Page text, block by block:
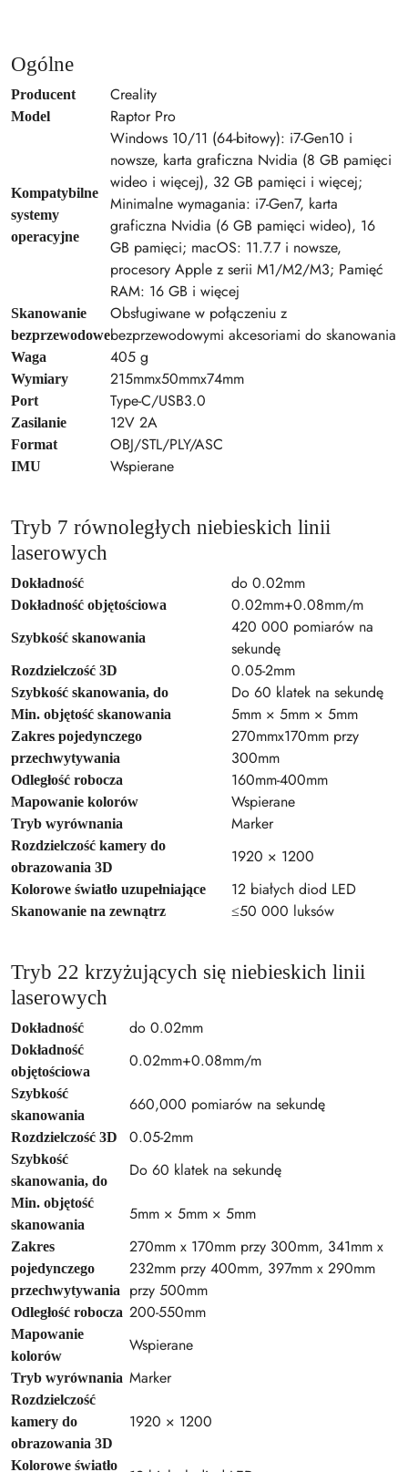
Ogólne
Producent Creality
Model Raptor Pro
Kompatybilne
systemy
operacyjne
Windows 10/11 (64-bitowy): i7-Gen10 i
nowsze, karta graficzna Nvidia (8 GB pamięci
wideo i więcej), 32 GB pamięci i więcej;
Minimalne wymagania: i7-Gen7, karta
graficzna Nvidia (6 GB pamięci wideo), 16
GB pamięci; macOS: 11.7.7 i nowsze,
procesory Apple z serii M1/M2/M3; Pamięć
RAM: 16 GB i więcej
Skanowanie
bezprzewodowe
Obsługiwane w połączeniu z
bezprzewodowymi akcesoriami do skanowania
Waga 405 g
Wymiary 215mmx50mmx74mm
Port Type-C/USB3.0
Zasilanie 12V 2A
Format OBJ/STL/PLY/ASC
IMU Wspierane
Tryb 7 równoległych niebieskich linii
laserowych
Dokładność do 0.02mm
Dokładność objętościowa 0.02mm+0.08mm/m
Szybkość skanowania
420 000 pomiarów na
sekundę
Rozdzielczość 3D 0.05-2mm
Szybkość skanowania, do Do 60 klatek na sekundę
Min. objętość skanowania 5mm × 5mm × 5mm
Zakres pojedynczego
przechwytywania
270mmx170mm przy
300mm
Odległość robocza 160mm-400mm
Mapowanie kolorów Wspierane
Tryb wyrównania Marker
Rozdzielczość kamery do
obrazowania 3D
1920 × 1200
Kolorowe światło uzupełniające 12 białych diod LED
Skanowanie na zewnątrz ≤50 000 luksów
Tryb 22 krzyżujących się niebieskich linii
laserowych
Dokładność do 0.02mm
Dokładność
objętościowa
0.02mm+0.08mm/m
Szybkość
skanowania
660,000 pomiarów na sekundę
Rozdzielczość 3D 0.05-2mm
Szybkość
skanowania, do
Do 60 klatek na sekundę
Min. objętość
skanowania
5mm × 5mm × 5mm
Zakres
pojedynczego
przechwytywania
270mm x 170mm przy 300mm, 341mm x
232mm przy 400mm, 397mm x 290mm
przy 500mm
Odległość robocza 200-550mm
Mapowanie
kolorów
Wspierane
Tryb wyrównania Marker
Rozdzielczość
kamery do
obrazowania 3D
1920 × 1200
Kolorowe światło